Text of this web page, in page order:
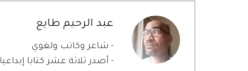
عبد الرحيم طايع
- شاعر وكاتب ولغوي
- أصدر ثلاثة عشر كتابا إبداعيا